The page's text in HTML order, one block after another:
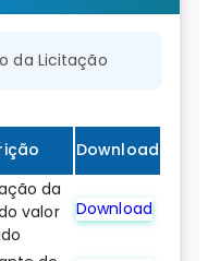
da Licitação
Download
da
valor
Download